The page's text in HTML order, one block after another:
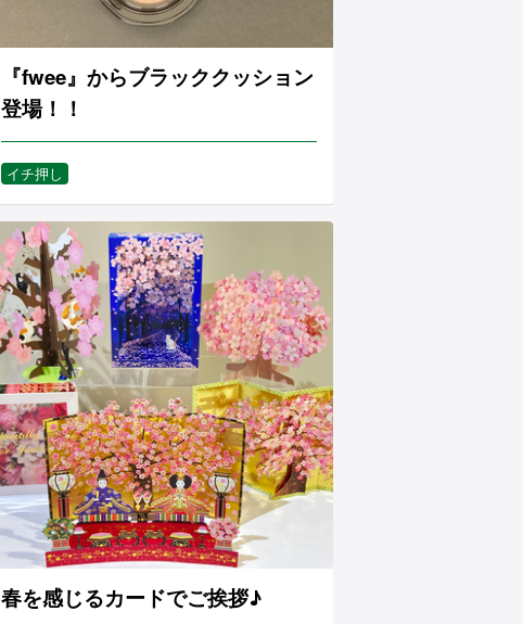
『fwee』からブラッククッション
登場！！
イチ押し
春を感じるカードでご挨拶♪